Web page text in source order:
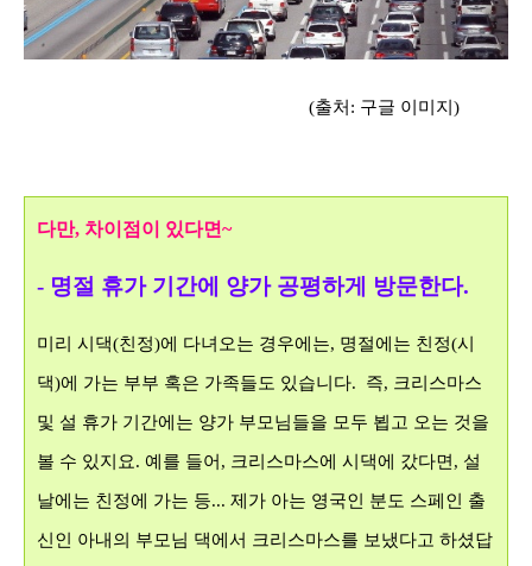
(출처: 구글 이미지)
다만, 차이점이 있다면~
- 명절 휴가 기간에 양가 공평하게 방문한다.
미리 시댁(친정)에 다녀오는 경우에는, 명절에는 친정(시
댁)에 가는 부부 혹은 가족들도 있습니다. 즉, 크리스마스
및 설 휴가 기간에는 양가 부모님들을 모두 뵙고 오는 것을
볼 수 있지요. 예를 들어, 크리스마스에 시댁에 갔다면, 설
날에는 친정에 가는 등... 제가 아는 영국인 분도 스페인 출
신인 아내의 부모님 댁에서 크리스마스를 보냈다고 하셨답